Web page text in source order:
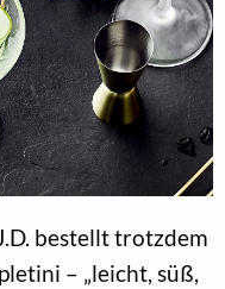
bestellt trotzdem
– „leicht, süß,